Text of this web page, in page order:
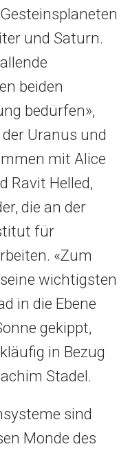
und Saturn.
beiden
bedürfen»,
Uranus und
mit Alice
Ravit Helled,
die an der
für
«Zum
wichtigsten
in die Ebene
gekippt,
in Bezug
Stadel.
sind
Monde des